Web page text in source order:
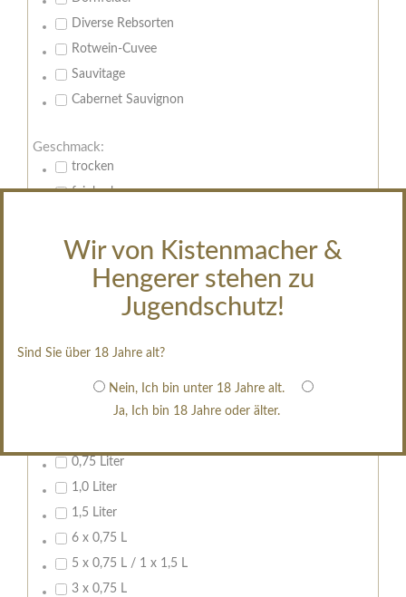
Wir von Kistenmacher &
Hengerer stehen zu
Jugendschutz!
Sind Sie über 18 Jahre alt?
Nein, Ich bin unter 18 Jahre alt.
Ja, Ich bin 18 Jahre oder älter.
Diverse Rebsorten
Rotwein-Cuvee
Sauvitage
Cabernet Sauvignon
Geschmack:
trocken
feinherb
restsüß
edelsüß
weißgekeltert
im Holzfass gereift
0,75 Liter
1,0 Liter
1,5 Liter
6 x 0,75 L
5 x 0,75 L / 1 x 1,5 L
3 x 0,75 L